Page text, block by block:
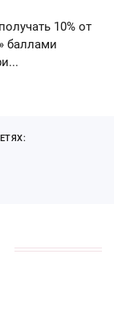
10% от
баллами